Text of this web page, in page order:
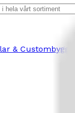
& Custombyggen